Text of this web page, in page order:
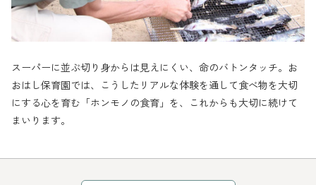
スーパーに並ぶ切り身からは見えにくい、命のバトンタッチ。お
おはし保育園では、こうしたリアルな体験を通して食べ物を大切
にする心を育む「ホンモノの食育」を、これからも大切に続けて
まいります。